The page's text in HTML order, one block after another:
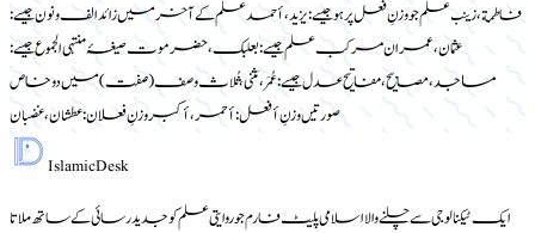
فاطمة، زينب علم جو وزنِ فعل پر ہو جیسے: يزيد، أحمد علم کے آخر میں زائد الف و نون جیسے:
عثمان، عمران مرکب علم جیسے: بعلبك، حضرموت صیغۂ منتہی الجموع جیسے:
مساجد، مصابيح، مفاتيح عدل جیسے: عُمَر، مَثنى، ثُلاث وصف (صفت) میں دو خاص
صورتیں وزنِ أفعل: أحمر، أكبر وزنِ فعلان: عطشان، غضبان
IslamicDesk
ایک ٹیکنالوجی سے چلنے والا اسلامی پلیٹ فارم جو روایتی علم کو جدید رسائی کے ساتھ ملاتا